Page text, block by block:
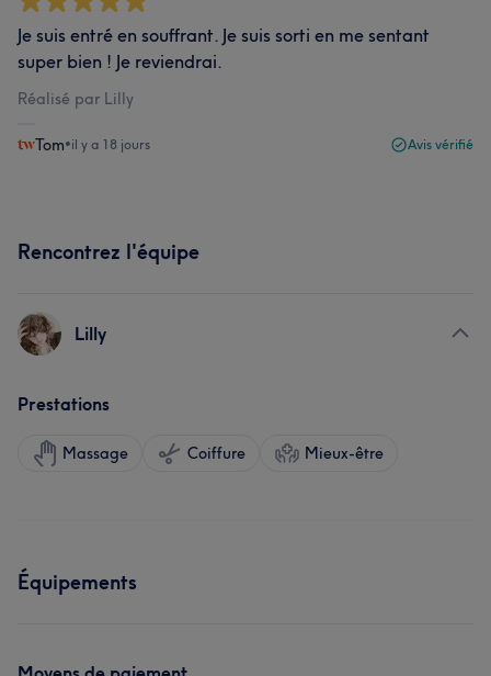
Je suis entré en souffrant. Je suis sorti en me sentant
super bien ! Je reviendrai.
Réalisé par Lilly
Tom•il y a 18 jours Avis vérifié
Rencontrez l'équipe
Lilly
Prestations
Massage Coiffure Mieux-être
Équipements